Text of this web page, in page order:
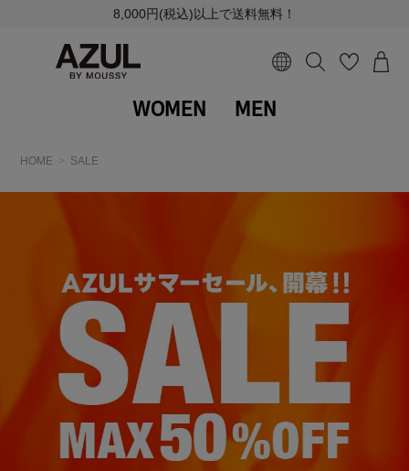
8,000円(税込)以上で送料無料！
WOMEN MEN
HOME SALE